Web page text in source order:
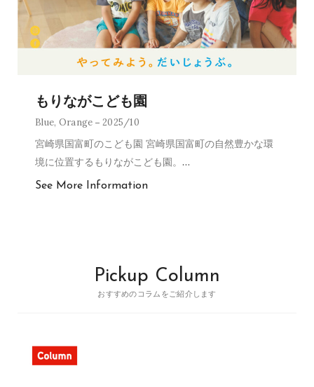
もりながこども園
Blue, Orange 2025/10
宮崎県国富町のこども園 宮崎県国富町の自然豊かな環
境に位置するもりながこども園。 …
See More Information
Pickup Column
おすすめのコラムをご紹介します